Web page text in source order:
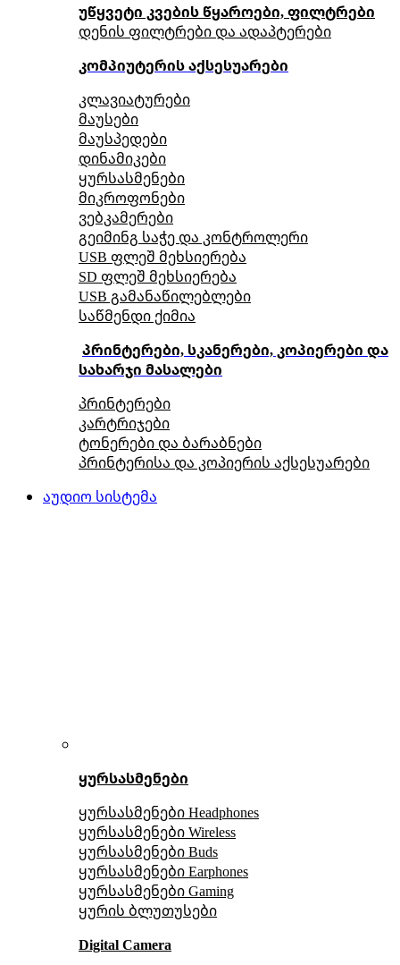
უწყვეტი კვების წყაროები, ფილტრები
დენის ფილტრები და ადაპტერები
კომპიუტერის აქსესუარები
კლავიატურები
მაუსები
მაუსპედები
დინამიკები
ყურსასმენები
მიკროფონები
ვებკამერები
გეიმინგ საჭე და კონტროლერი
USB ფლეშ მეხსიერება
SD ფლეშ მეხსიერება
USB გამანაწილებლები
საწმენდი ქიმია
პრინტერები, სკანერები, კოპიერები და
სახარჯი მასალები
პრინტერები
კარტრიჯები
ტონერები და ბარაბნები
პრინტერისა და კოპიერის აქსესუარები
აუდიო სისტემა
ყურსასმენები
ყურსასმენები Headphones
ყურსასმენები Wireless
ყურსასმენები Buds
ყურსასმენები Earphones
ყურსასმენები Gaming
ყურის ბლუთუსები
Digital Camera